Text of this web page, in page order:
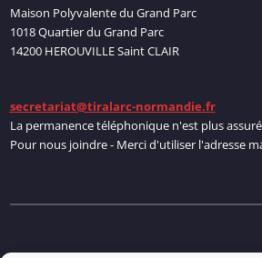
Maison Polyvalente du Grand Parc
1018 Quartier du Grand Parc
14200 HEROUVILLE Saint CLAIR
secretariat@tiralarc-normandie.fr
La permanence téléphonique n'est plus
Pour nous joindre - Merci d'utiliser l'adresse